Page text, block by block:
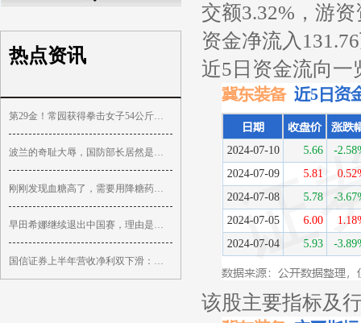
热点资讯
第29金！常园获得拳击女子54公斤级金牌
波兰的奇耻大辱，国防部长居然是苏联人
刚刚发现血糖高了，需要用降糖药吗，能不能逆转？
早田希娜继续退出中国赛，理由是伤病复发，真实情况都清楚
国信证券上半年营收净利双下滑：员工人数减少5%
交额3.32%，游
资金净流入
近5日资金流向一
该股主要指标及